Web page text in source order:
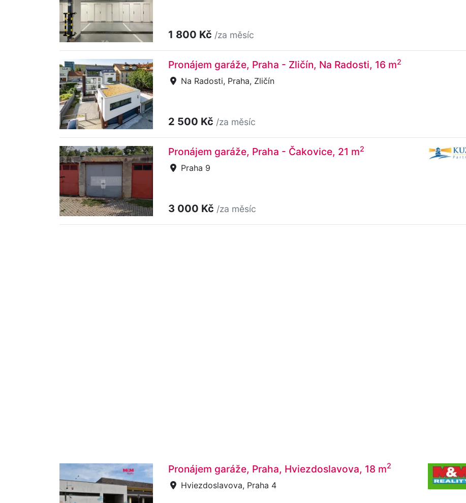
1 800 Kč /za měsíc
Pronájem garáže, Praha - Zličín, Na Radosti, 16 m2
Na Radosti, Praha, Zličín
2 500 Kč /za měsíc
Pronájem garáže, Praha - Čakovice, 21 m2
Praha 9
3 000 Kč /za měsíc
Pronájem garáže, Praha, Hviezdoslavova, 18 m2
Hviezdoslavova, Praha 4